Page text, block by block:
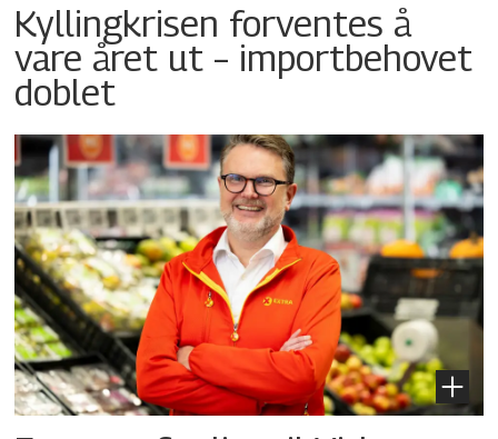
Kyllingkrisen forventes å
vare året ut – importbehovet
doblet